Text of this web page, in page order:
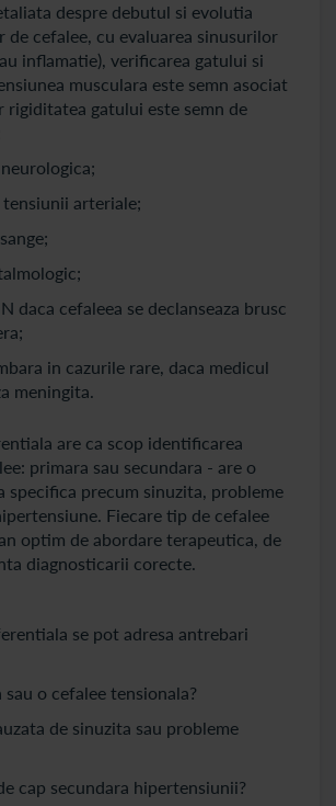
despre debutul si evolutia
de cefalee, cu evaluarea sinusurilor
inflamatie), verificarea gatului si
musculara este semn asociat
rigiditatea gatului este semn de
arteriale;
daca cefaleea se declanseaza brusc
in cazurile rare, daca medicul
meningita.
are ca scop identificarea
primara sau secundara - are o
specifica precum sinuzita, probleme
Fiecare tip de cefalee
optim de abordare terapeutica, de
diagnosticarii corecte.
se pot adresa antrebari
sau o cefalee tensionala?
de sinuzita sau probleme
cap secundara hipertensiunii?